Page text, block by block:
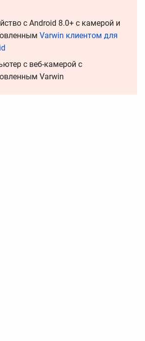
с Android 8.0+ с камерой и
Varwin клиентом для
с веб-камерой с
Varwin